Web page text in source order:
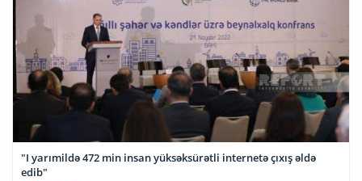
"I yarımildə 472 min insan yüksəksürətli internetə çıxış əldə
edib"